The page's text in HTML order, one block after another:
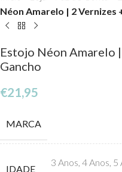
Néon Amarelo | 2 Vernizes
Estojo Néon Amarelo
Gancho
€21,95
MARCA
IDADE
3 Anos, 4 Anos, 5